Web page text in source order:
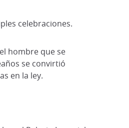
celebraciones.
hombre que se
se convirtió
en la ley.